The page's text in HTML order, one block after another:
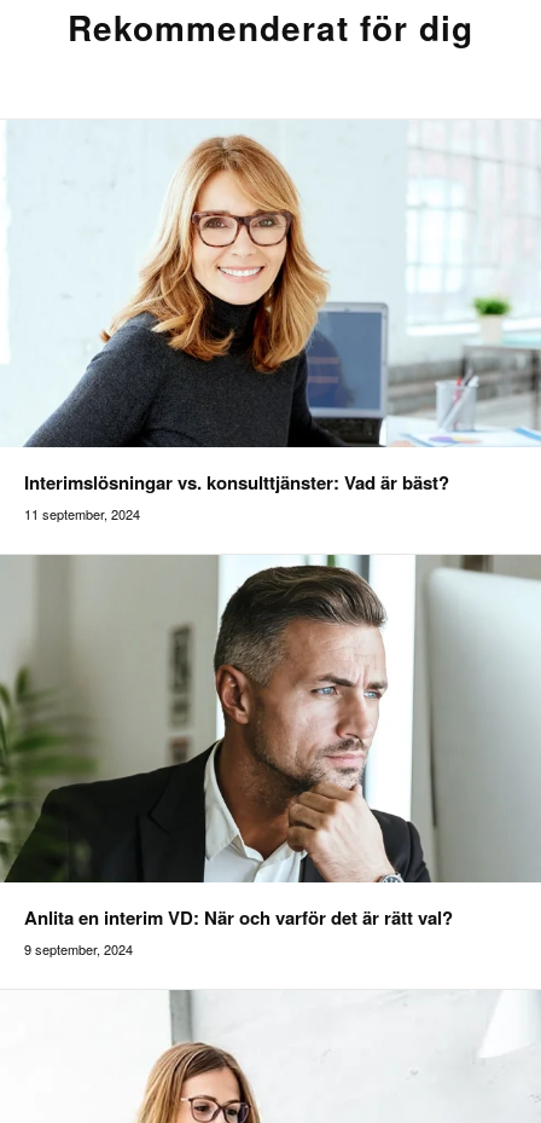
Rekommenderat för dig
Addilon
Interimslösningar vs. konsulttjänster: Vad är bäst?
11 september, 2024
Anlita en interim VD: När och varför det är rätt val?
9 september, 2024